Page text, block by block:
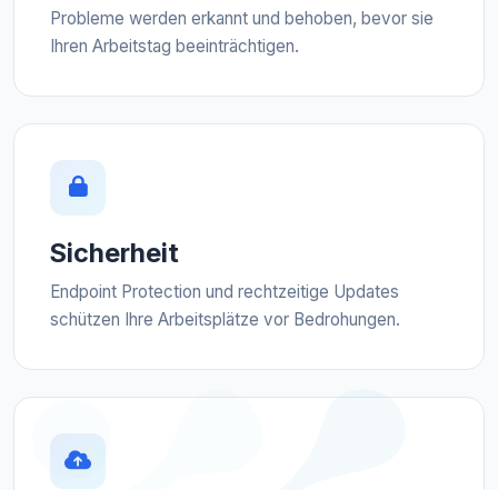
Probleme werden erkannt und behoben, bevor sie
Ihren Arbeitstag beeinträchtigen.
Sicherheit
Endpoint Protection und rechtzeitige Updates
schützen Ihre Arbeitsplätze vor Bedrohungen.